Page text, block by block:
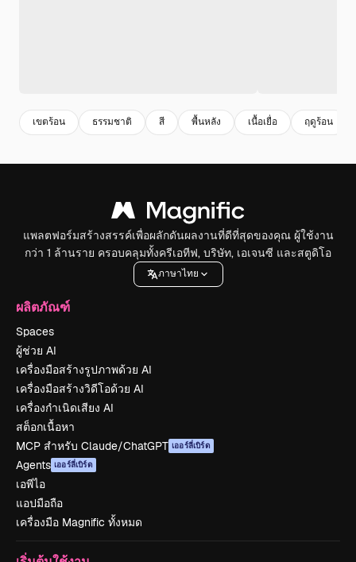
เขตร้อน ธรรมชาติ สี พื้นหลัง เนื้อเยื่อ ฤดูร้อน
แพลตฟอร์มสร้างสรรค์เพื่อผลักดันผลงานที่ดีที่สุดของคุณ ผู้ใช้งาน
กว่า 1 ล้านราย ครอบคลุมทั้งครีเอทีฟ, บริษัท, เอเจนซี และสตูดิโอ
ภาษาไทย
ผลิตภัณฑ์
Spaces
ผู้ช่วย AI
เครื่องมือสร้างรูปภาพด้วย AI
เครื่องมือสร้างวิดีโอด้วย AI
เครื่องกำเนิดเสียง AI
สต็อกเนื้อหา
MCP สำหรับ Claude/ChatGPT เออร์ลี่เบิร์ด
Agents เออร์ลี่เบิร์ด
เอพีไอ
แอปมือถือ
เครื่องมือ Magnific ทั้งหมด